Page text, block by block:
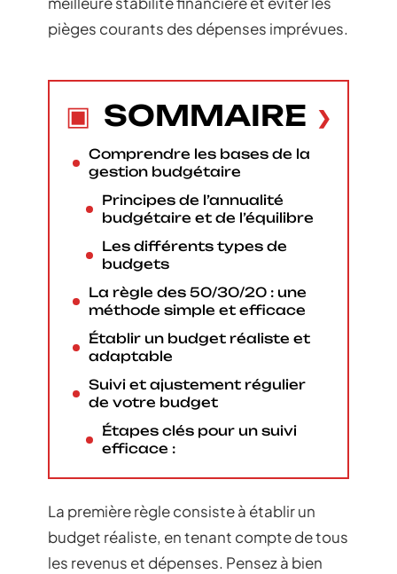
pièges courants des dépenses imprévues.
SOMMAIRE
Comprendre les bases de la
gestion budgétaire
Principes de l’annualité
budgétaire et de l’équilibre
Les différents types de
budgets
La règle des 50/30/20 : une
méthode simple et efficace
Établir un budget réaliste et
adaptable
Suivi et ajustement régulier
de votre budget
Étapes clés pour un suivi
efficace :
La première règle consiste à établir un
budget réaliste, en tenant compte de tous
les revenus et dépenses. Pensez à bien